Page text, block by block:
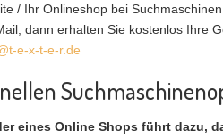
/ Ihr Onlineshop bei
dann erhalten Sie kostenlos Ihre
e-x-t-e-r.de
eines Online Shops führt dazu,